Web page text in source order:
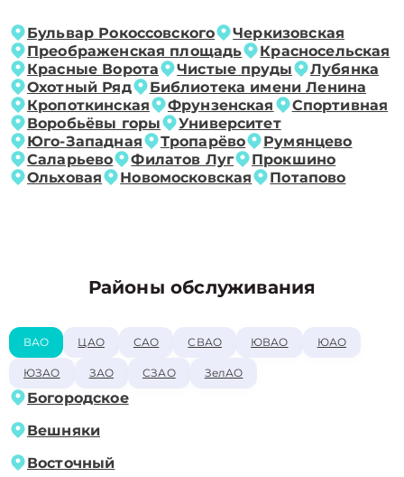
Бульвар Рокоссовского
Черкизовская
Преображенская площадь
Красносельская
Красные Ворота
Чистые пруды
Лубянка
Охотный Ряд
Библиотека имени Ленина
Кропоткинская
Фрунзенская
Спортивная
Воробьёвы горы
Университет
Юго-Западная
Тропарёво
Румянцево
Саларьево
Филатов Луг
Прокшино
Ольховая
Новомосковская Потапово
Районы обслуживания
ВАО ЦАО САО СВАО ЮВАО ЮАО
ЮЗАО ЗАО СЗАО ЗелАО
Богородское
Вешняки
Восточный